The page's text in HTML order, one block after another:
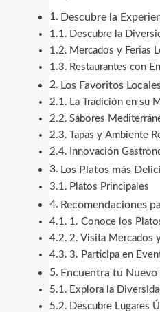
Descubre la
Descubre la
Mercados y Ferias
Restaurantes con
Los Favoritos
La Tradición en su
Sabores
Tapas y Ambiente
Innovación
Los Platos más
Platos Principales
Recomendaciones
1. Conoce los
2. Visita Mercados
3. Participa en
Encuentra tu
Explora la
Descubre Lugares